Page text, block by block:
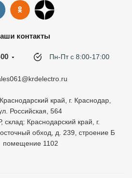
контакты
Пн-Пт с 8:00-17:00
край, г. Краснодар,
Российская, 564
Краснодарский край, г.
обход, д. 239, строение Б
помещение 1102